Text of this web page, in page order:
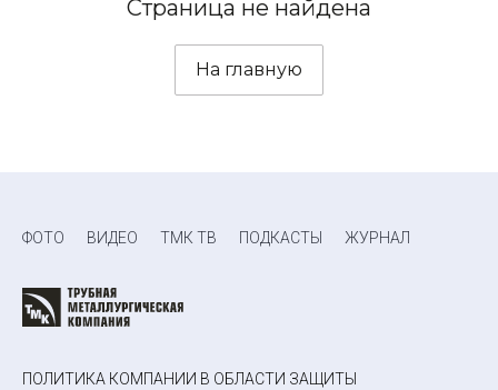
Страница не найдена
На главную
ФОТО ВИДЕО ТМК ТВ ПОДКАСТЫ ЖУРНАЛ
ПОЛИТИКА КОМПАНИИ В ОБЛАСТИ ЗАЩИТЫ